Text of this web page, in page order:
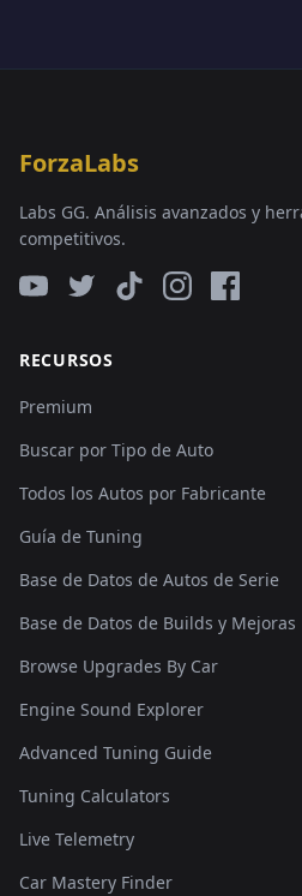
ForzaLabs
Labs GG. Análisis avanzados y
competitivos.
RECURSOS
Premium
Buscar por Tipo de Auto
Todos los Autos por Fabricante
Guía de Tuning
Base de Datos de Autos de Serie
Base de Datos de Builds y Mejoras
Browse Upgrades By Car
Engine Sound Explorer
Advanced Tuning Guide
Tuning Calculators
Live Telemetry
Car Mastery Finder